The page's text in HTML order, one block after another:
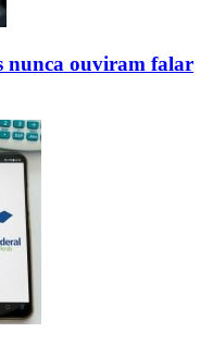
nunca ouviram falar